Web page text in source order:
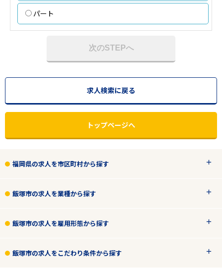
エリアで探す
パート
次のSTEPへ
求人検索に戻る
トップページへ
福岡県の求人を市区町村から探す
飯塚市の求人を業種から探す
飯塚市の求人を雇用形態から探す
飯塚市の求人をこだわり条件から探す